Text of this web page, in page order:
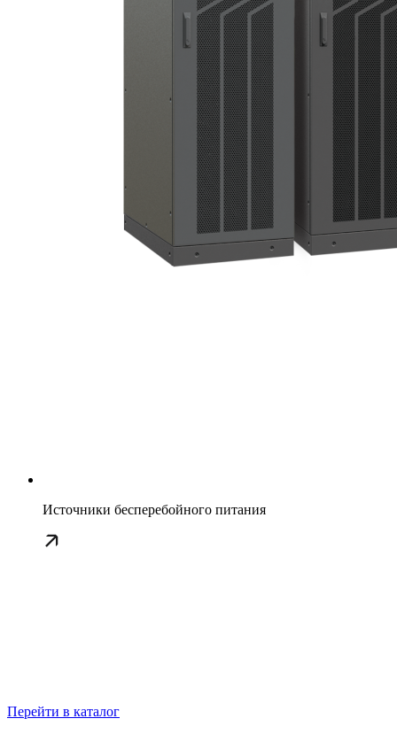
Источники бесперебойного питания
Перейти в каталог